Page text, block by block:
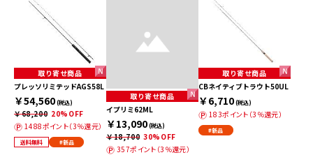
取り寄せ商品
プレッソリミテッドAGS58L
￥54,560(税込)
￥68,200 20%OFF
1488ポイント（3％還元）
送料無料 #新品
取り寄せ商品
イプリミ62ML
￥13,090(税込)
￥18,700 30%OFF
357ポイント（3％還元）
取り寄せ商品
CBネイティブトラウト50UL
￥6,710(税込)
183ポイント（3％還元）
#新品